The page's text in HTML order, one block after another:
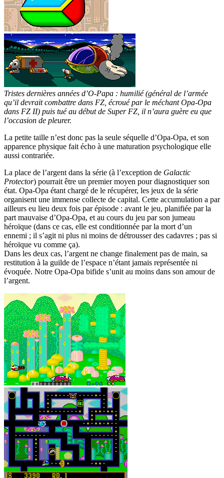
Tristes dernières années d’O-Papa : humilié (général de l’armée
qu’il devrait combattre dans FZ, écroué par le méchant Opa-Opa
dans FZ II) puis tué au début de Super FZ, il n’aura guère eu que
l’occasion de pleurer.
La petite taille n’est donc pas la seule séquelle d’Opa-Opa, et son
apparence physique fait écho à une maturation psychologique elle
aussi contrariée.
La place de l’argent dans la série (à l’exception de Galactic
Protector) pourrait être un premier moyen pour diagnostiquer son
état. Opa-Opa étant chargé de le récupérer, les jeux de la série
organisent une immense collecte de capital. Cette accumulation a par
ailleurs eu lieu deux fois par épisode : avant le jeu, planifiée par la
part mauvaise d’Opa-Opa, et au cours du jeu par son jumeau
héroïque (dans ce cas, elle est conditionnée par la mort d’un
ennemi ; il s’agit ni plus ni moins de détrousser des cadavres ; pas si
héroïque vu comme ça).
Dans les deux cas, l’argent ne change finalement pas de main, sa
restitution à la guilde de l’espace n’étant jamais représentée ni
évoquée. Notre Opa-Opa bifide s’unit au moins dans son amour de
l’argent.